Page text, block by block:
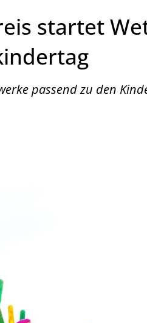
startet
passend zu den